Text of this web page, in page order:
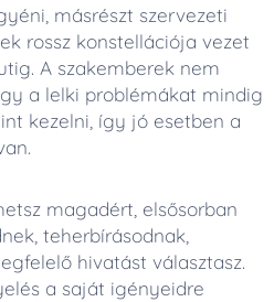
másrészt szervezeti
rossz konstellációja vezet
A szakemberek nem
a lelki problémákat mindig
kezelni, így jó esetben a
magadért, elsősorban
teherbírásodnak,
hivatást választasz.
a saját igényeidre